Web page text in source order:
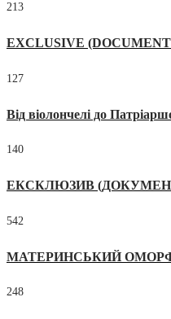
213
EXCLUSIVE
127
Від віолончелі до
140
ЕКСКЛЮЗИВ
542
МАТЕРИНСЬКИЙ
248